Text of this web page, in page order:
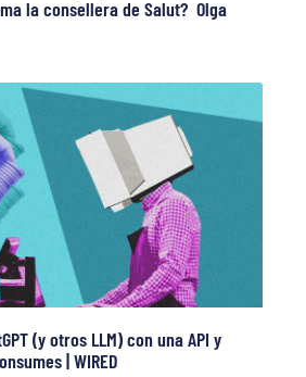
la consellera de Salut? Olga
(y otros LLM) con una API y
| WIRED